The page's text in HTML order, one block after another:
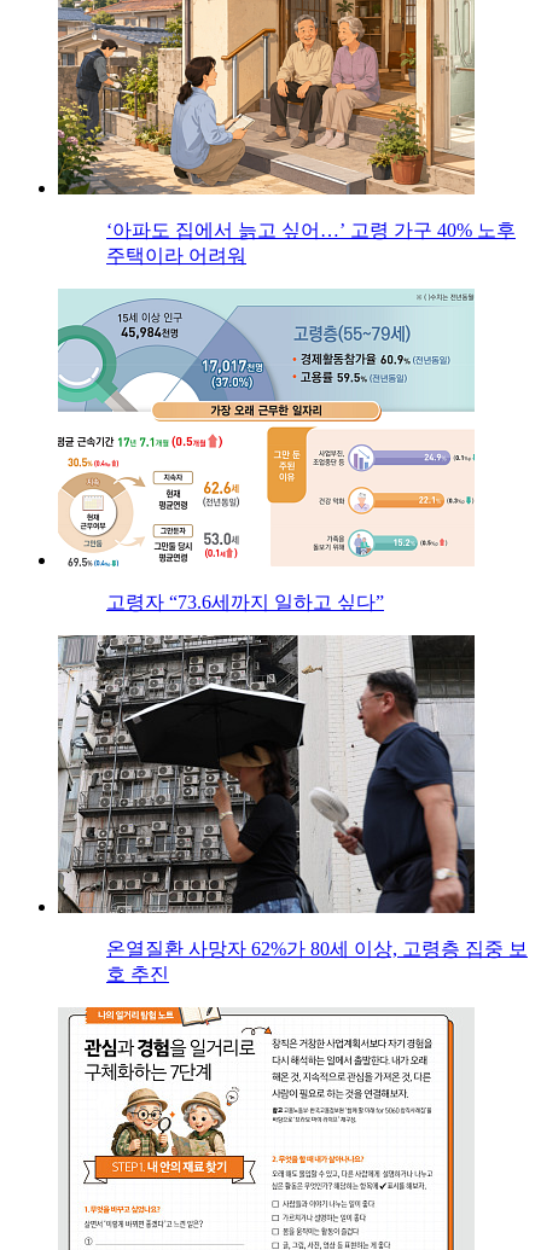
‘아파도 집에서 늙고 싶어…’ 고령 가구 40% 노후
주택이라 어려워
고령자 “73.6세까지 일하고 싶다”
온열질환 사망자 62%가 80세 이상, 고령층 집중 보
호 추진